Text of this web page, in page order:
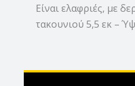
Είναι ελαφριές, με
τακουνιού 5,5 εκ –